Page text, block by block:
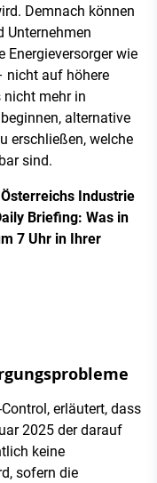
Demnach können
Unternehmen
Energieversorger wie
nicht auf höhere
nicht mehr in
alternative
erschließen, welche
sind.
Industrie
Briefing: Was in
7 Uhr in Ihrer
erläutert, dass
2025 der darauf
keine
sofern die